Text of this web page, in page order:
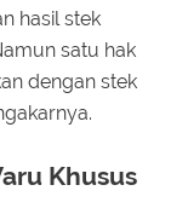
hasil stek
satu hak
dengan stek
Khusus